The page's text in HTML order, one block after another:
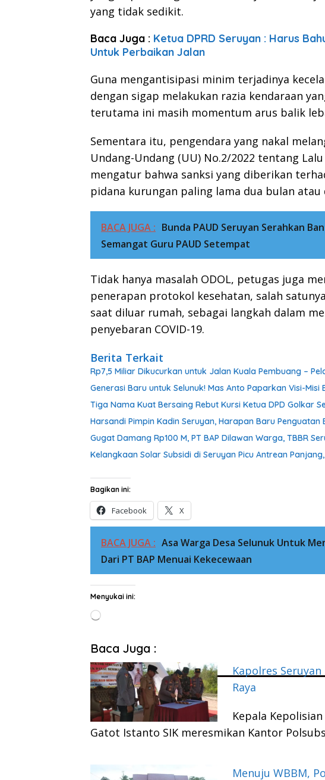
yang tidak sedikit.
Baca Juga : Ketua DPRD Seruyan : Harus
Untuk Perbaikan Jalan
Guna mengantisipasi minim terjadinya
dengan sigap melakukan razia kendaraan
terutama ini masih momentum arus balik
Sementara itu, pengendara yang nakal
Undang-Undang (UU) No.2/2022 tentang
mengatur bahwa sanksi yang diberikan
pidana kurungan paling lama dua bulan atau
BACA JUGA : Bunda PAUD Seruyan Serahkan
Semangat Guru PAUD Setempat
Tidak hanya masalah ODOL, petugas juga
penerapan protokol kesehatan, salah
saat diluar rumah, sebagai langkah dalam
penyebaran COVID-19.
Berita Terkait
Rp7,5 Miliar Dikucurkan untuk Jalan Kuala Pembuang –
Generasi Baru untuk Selunuk! Mas Anto Paparkan Visi-Misi
Tiga Nama Kuat Bersaing Rebut Kursi Ketua DPD Golkar
Harsandi Pimpin Kadin Seruyan, Harapan Baru Penguatan
Gugat Damang Rp100 M, PT BAP Dilawan Warga, TBBR
Kelangkaan Solar Subsidi di Seruyan Picu Antrean
Bagikan ini:
Facebook X
BACA JUGA : Asa Warga Desa Selunuk Untuk
Dari PT BAP Menuai Kekecewaan
Menyukai ini:
Memuat...
Baca Juga :
Kapolres
Raya
Kepala
Gatot Istanto SIK meresmikan Kantor
Menuju WBBM,